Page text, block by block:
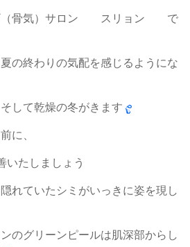
骨気）サロン スリョン で
の終わりの気配を感じるようにな
して乾燥の冬がきます
に、
いたしましょう
れていたシミがいっきに姿を現し
のグリーンピールは肌深部からし